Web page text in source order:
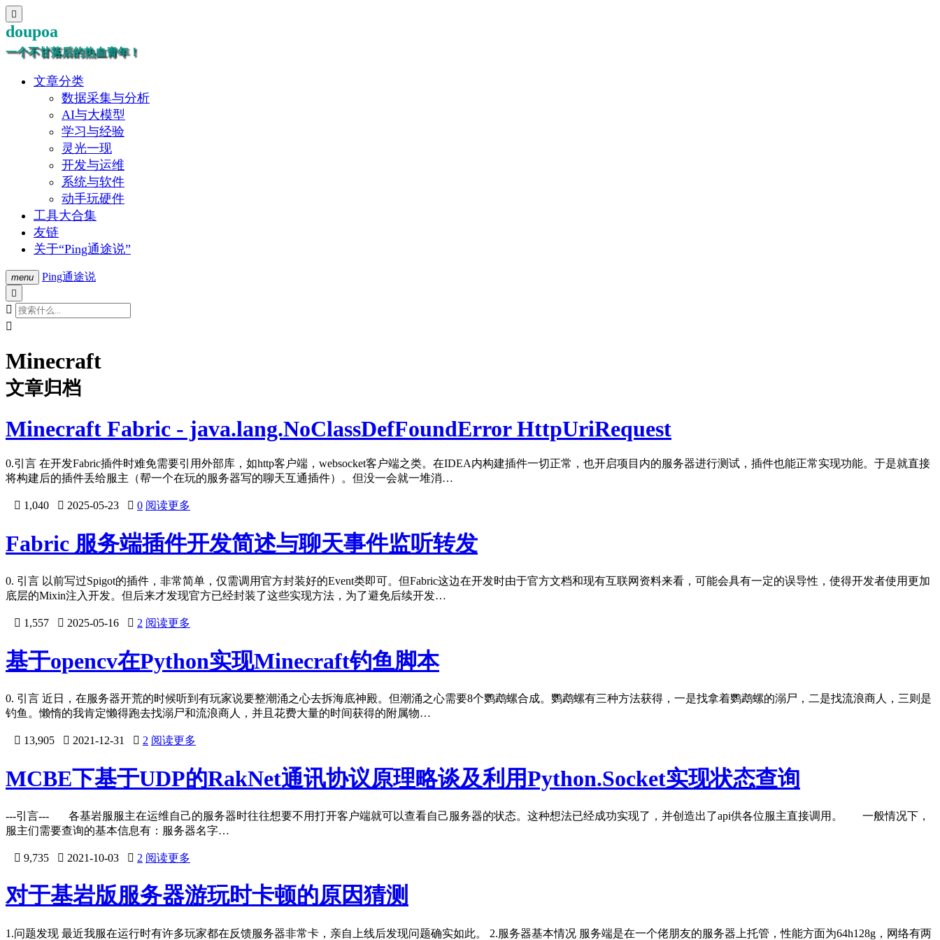

doupoa
一个不甘落后的热血青年！
文章分类
数据采集与分析
AI与大模型
学习与经验
灵光一现
开发与运维
系统与软件
动手玩硬件
工具大合集
友链
关于“Ping通途说”
menu Ping通途说



Minecraft
文章归档
Minecraft Fabric - java.lang.NoClassDefFoundError HttpUriRequest
0.引言 在开发Fabric插件时难免需要引用外部库，如http客户端，websocket客户端之类。在IDEA内构建插件一切正常，也开启项目内的服务器进行测试，插件也能正常实现功能。于是就直接
将构建后的插件丢给服主（帮一个在玩的服务器写的聊天互通插件）。但没一会就一堆消…
 1,040  2025-05-23  0 阅读更多
Fabric 服务端插件开发简述与聊天事件监听转发
0. 引言 以前写过Spigot的插件，非常简单，仅需调用官方封装好的Event类即可。但Fabric这边在开发时由于官方文档和现有互联网资料来看，可能会具有一定的误导性，使得开发者使用更加
底层的Mixin注入开发。但后来才发现官方已经封装了这些实现方法，为了避免后续开发…
 1,557  2025-05-16  2 阅读更多
基于opencv在Python实现Minecraft钓鱼脚本
0. 引言 近日，在服务器开荒的时候听到有玩家说要整潮涌之心去拆海底神殿。但潮涌之心需要8个鹦鹉螺合成。鹦鹉螺有三种方法获得，一是找拿着鹦鹉螺的溺尸，二是找流浪商人，三则是
钓鱼。懒惰的我肯定懒得跑去找溺尸和流浪商人，并且花费大量的时间获得的附属物…
 13,905  2021-12-31  2 阅读更多
MCBE下基于UDP的RakNet通讯协议原理略谈及利用Python.Socket实现状态查询
---引言--- 各基岩服服主在运维自己的服务器时往往想要不用打开客户端就可以查看自己服务器的状态。这种想法已经成功实现了，并创造出了api供各位服主直接调用。 一般情况下，
服主们需要查询的基本信息有：服务器名字…
 9,735  2021-10-03  2 阅读更多
对于基岩版服务器游玩时卡顿的原因猜测
1.问题发现 最近我服在运行时有许多玩家都在反馈服务器非常卡，亲自上线后发现问题确实如此。 2.服务器基本情况 服务端是在一个佬朋友的服务器上托管，性能方面为64h128g，网络有两